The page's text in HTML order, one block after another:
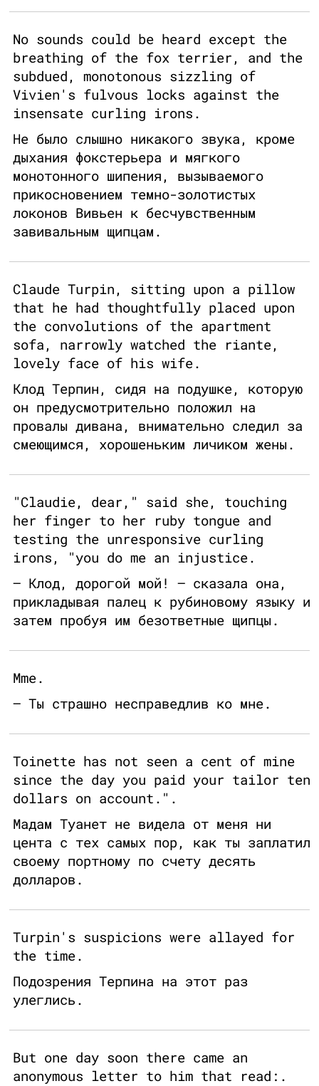
No sounds could be heard except the
breathing of the fox terrier, and the
subdued, monotonous sizzling of
Vivien's fulvous locks against the
insensate curling irons.
Не было слышно никакого звука, кроме
дыхания фокстерьера и мягкого
монотонного шипения, вызываемого
прикосновением темно-золотистых
локонов Вивьен к бесчувственным
завивальным щипцам.
Claude Turpin, sitting upon a pillow
that he had thoughtfully placed upon
the convolutions of the apartment
sofa, narrowly watched the riante,
lovely face of his wife.
Клод Терпин, сидя на подушке, которую
он предусмотрительно положил на
провалы дивана, внимательно следил за
смеющимся, хорошеньким личиком жены.
"Claudie, dear," said she, touching
her finger to her ruby tongue and
testing the unresponsive curling
irons, "you do me an injustice.
— Клод, дорогой мой! — сказала она,
прикладывая палец к рубиновому языку и
затем пробуя им безответные щипцы.
Mme.
— Ты страшно несправедлив ко мне.
Toinette has not seen a cent of mine
since the day you paid your tailor ten
dollars on account.".
Мадам Туанет не видела от меня ни
цента с тех самых пор, как ты заплатил
своему портному по счету десять
долларов.
Turpin's suspicions were allayed for
the time.
Подозрения Терпина на этот раз
улеглись.
But one day soon there came an
anonymous letter to him that read:.